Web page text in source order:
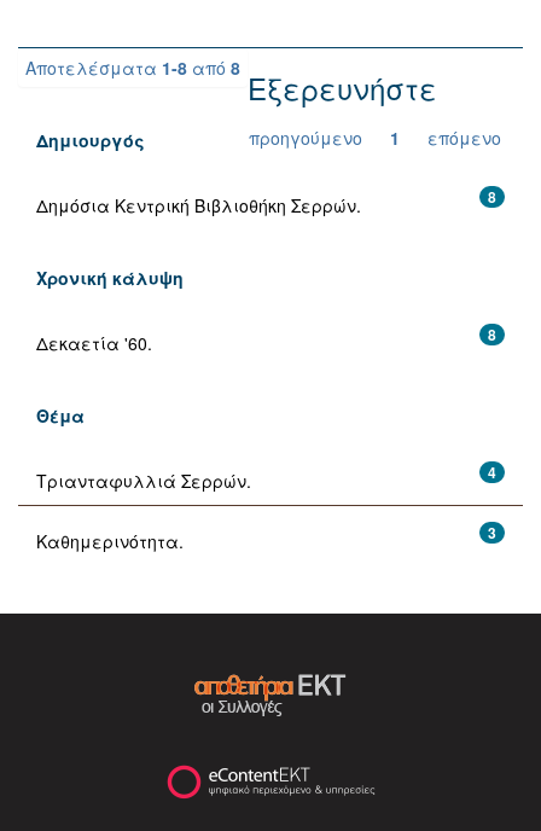
Αποτελέσματα 1-8 από 8
προηγούμενο 1 επόμενο
Εξερευνήστε
Δημιουργός
8
Δημόσια Κεντρική Βιβλιοθήκη Σερρών.
Χρονική κάλυψη
8
Δεκαετία '60.
Θέμα
4
Τριανταφυλλιά Σερρών.
3
Καθημερινότητα.